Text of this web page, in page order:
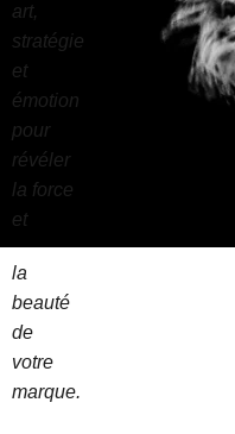
art,
stratégie
et
émotion
pour
révéler
la force
et
la
beauté
de
votre
marque.